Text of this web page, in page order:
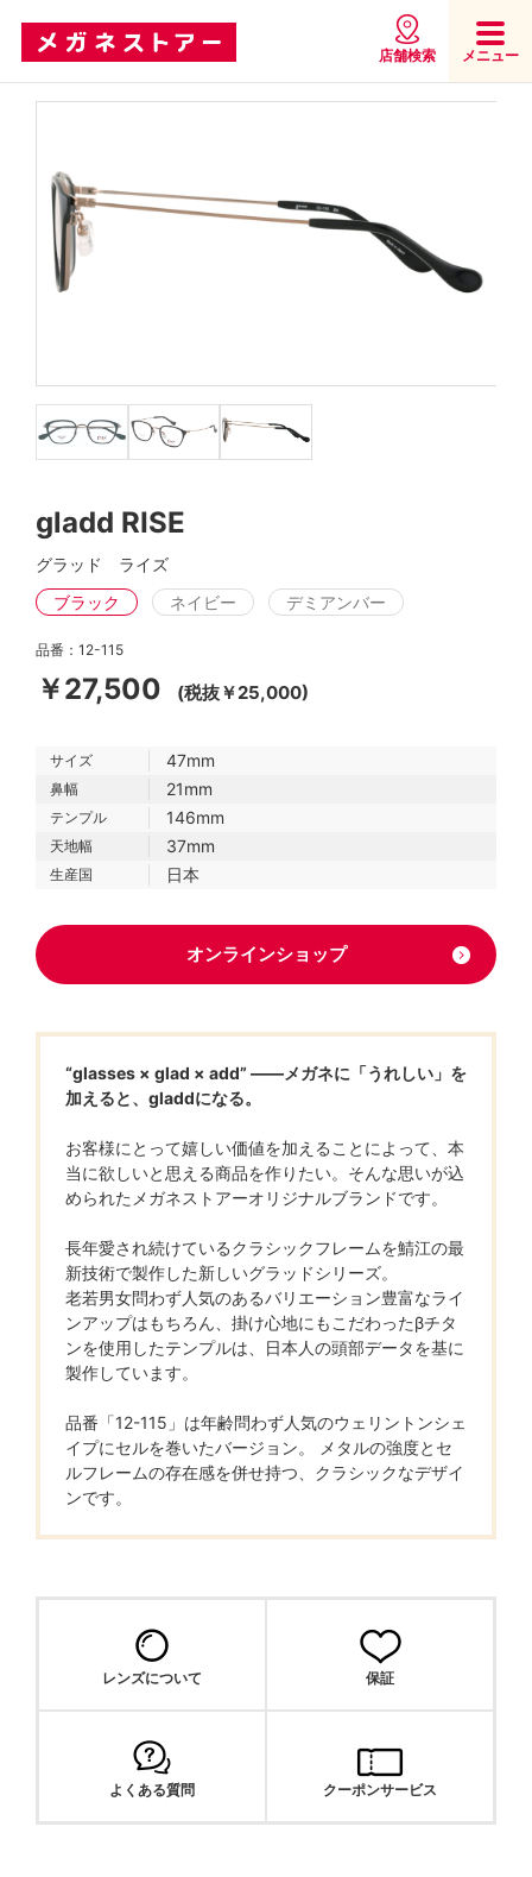
店舗検索 メニュー
gladd RISE
グラッド ライズ
ブラック
ネイビー デミアンバー
品番：12-115
￥27,500 (税抜￥25,000)
サイズ 47mm
鼻幅 21mm
テンプル 146mm
天地幅 37mm
生産国 日本
オンラインショップ
“glasses × glad × add” ――メガネに「うれしい」を
加えると、gladdになる。
お客様にとって嬉しい価値を加えることによって、本
当に欲しいと思える商品を作りたい。そんな思いが込
められたメガネストアーオリジナルブランドです。
長年愛され続けているクラシックフレームを鯖江の最
新技術で製作した新しいグラッドシリーズ。
老若男女問わず人気のあるバリエーション豊富なライ
ンアップはもちろん、掛け心地にもこだわったβチタ
ンを使用したテンプルは、日本人の頭部データを基に
製作しています。
品番「12-115」は年齢問わず人気のウェリントンシェ
イプにセルを巻いたバージョン。 メタルの強度とセ
ルフレームの存在感を併せ持つ、クラシックなデザイ
ンです。
レンズについて 保証
よくある質問 クーポンサービス